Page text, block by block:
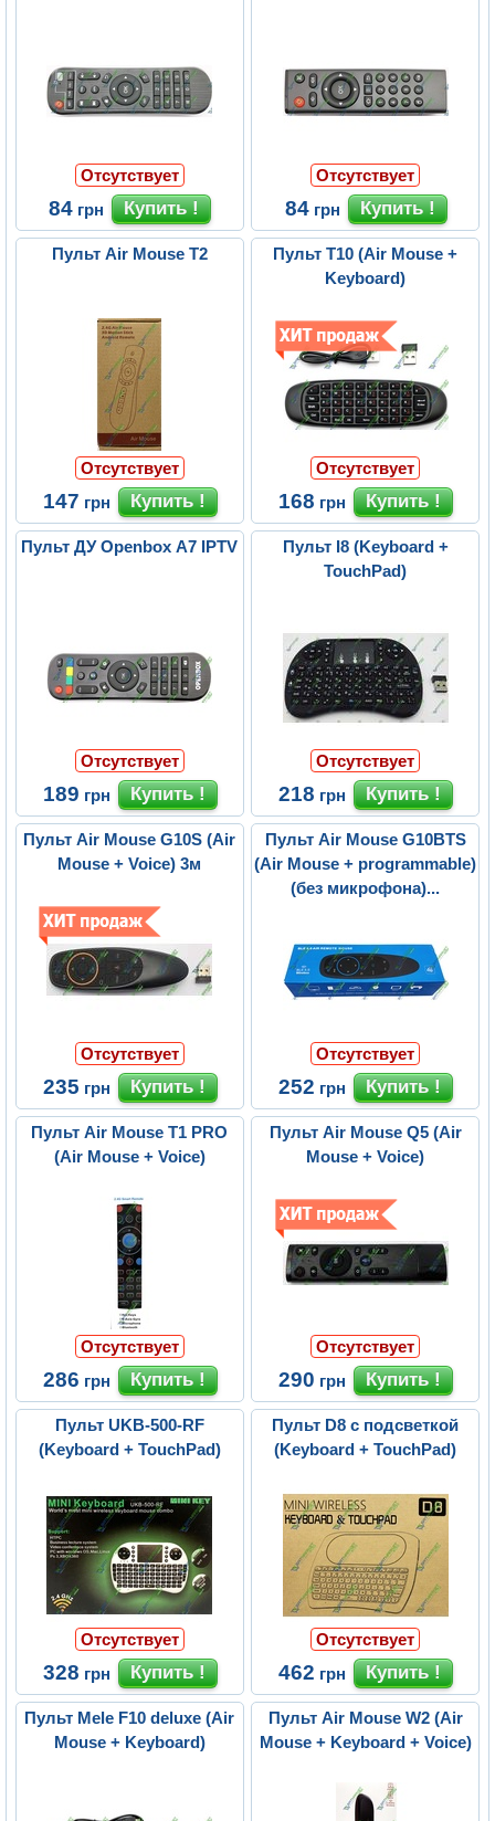
Отсутствует
84 грн
Отсутствует
84 грн
Пульт Air Mouse T2
Отсутствует
147 грн
Пульт T10 (Air Mouse +
Keyboard)
Отсутствует
168 грн
Пульт ДУ Openbox A7 IPTV
Отсутствует
189 грн
Пульт I8 (Keyboard +
TouchPad)
Отсутствует
218 грн
Пульт Air Mouse G10S (Air
Mouse + Voice) 3м
Отсутствует
235 грн
Пульт Air Mouse G10BTS
(Air Mouse + programmable)
(без микрофона)...
Отсутствует
252 грн
Пульт Air Mouse T1 PRO
(Air Mouse + Voice)
Отсутствует
286 грн
Пульт Air Mouse Q5 (Air
Mouse + Voice)
Отсутствует
290 грн
Пульт UKB-500-RF
(Keyboard + TouchPad)
Отсутствует
328 грн
Пульт D8 с подсветкой
(Keyboard + TouchPad)
Отсутствует
462 грн
Пульт Mele F10 deluxe (Air
Mouse + Keyboard)
Пульт Air Mouse W2 (Air
Mouse + Keyboard + Voice)